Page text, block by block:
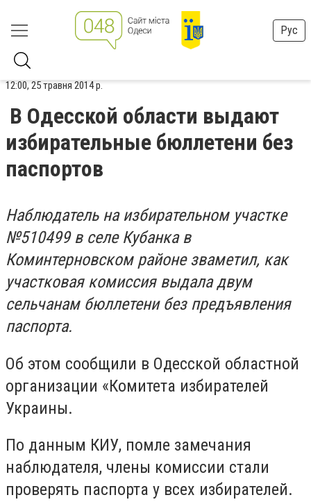
Рус
12:00, 25 травня 2014 р.
В Одесской области выдают
избирательные бюллетени без
паспортов
Наблюдатель на избирательном участке
№510499 в селе Кубанка в
Коминтерновском районе зваметил, как
участковая комиссия выдала двум
сельчанам бюллетени без предъявления
паспорта.
Об этом сообщили в Одесской областной
организации «Комитета избирателей
Украины.
По данным КИУ, помле замечания
наблюдателя, члены комиссии стали
проверять паспорта у всех избирателей.